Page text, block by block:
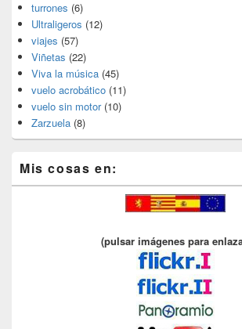
turrones (6)
Ultraligeros (12)
viajes (57)
Viñetas (22)
Viva la música (45)
vuelo acrobático (11)
vuelo sin motor(10)
Zarzuela (8)
Mis cosas en:
(pulsar imágenes para